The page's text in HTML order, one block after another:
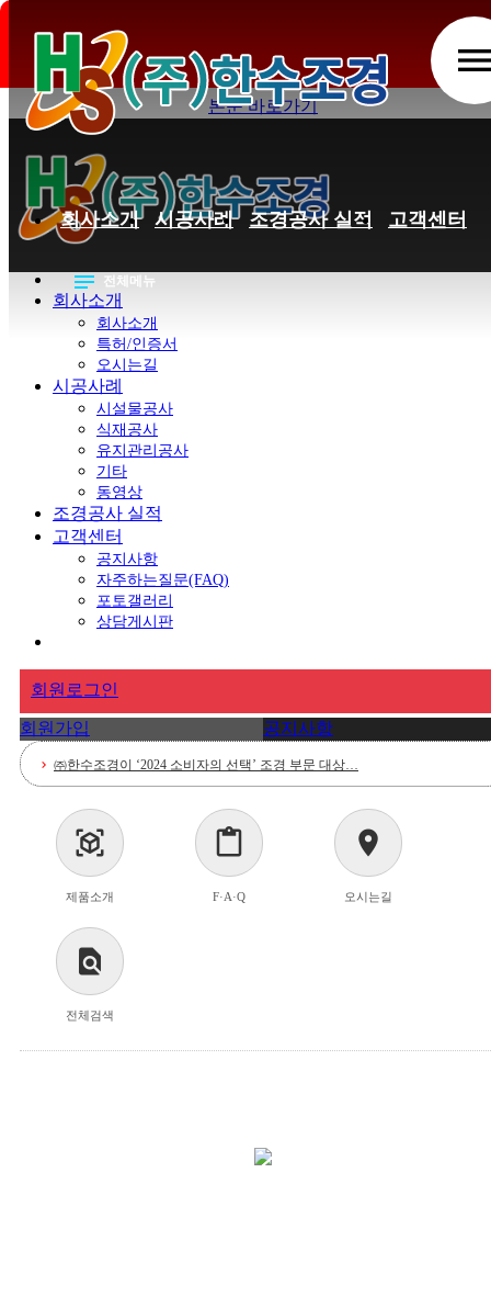
홈페이지 이용약관
본문 바로가기
회사소개 시공사례 조경공사 실적 고객센터
notes 전체메뉴
회사소개
회사소개
특허/인증서
오시는길
시공사례
시설물공사
식재공사
유지관리공사
기타
동영상
조경공사 실적
고객센터
공지사항
자주하는질문(FAQ)
포토갤러리
상담게시판
회원로그인
회원가입 공지사항
chevron_right ㈜한수조경이 ‘2024 소비자의 선택’ 조경 부문 대상…
봄철 조경 관리 서비스 신청 안내
[2024 소비자의 선택] 도시숲 조성사업 등 수행하는…
한수조경 공식 홈페이지 리뉴얼 오픈!
친환경 미세먼지 차단숲 프로젝트 참여 안내
view_in_ar
제품소개
content_paste
F·A·Q
location_on
오시는길
find_in_page
전체검색